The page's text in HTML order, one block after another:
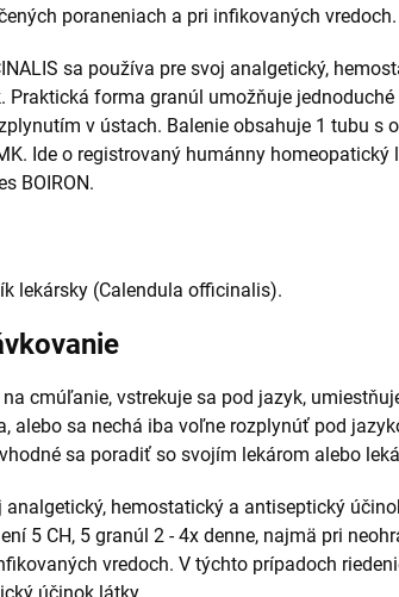
poraneniach a pri infikovaných vredoch.
sa používa pre svoj analgetický,
Praktická forma granúl umožňuje jednoduché
v ústach. Balenie obsahuje 1 tubu s
Ide o registrovaný humánny homeopatický
BOIRON.
lekársky (Calendula officinalis).
cmúľanie, vstrekuje sa pod jazyk,
alebo sa nechá iba voľne rozplynúť pod
sa poradiť so svojím lekárom alebo
analgetický, hemostatický a antiseptický
5 CH, 5 granúl 2 - 4x denne, najmä pri
vredoch. V týchto prípadoch